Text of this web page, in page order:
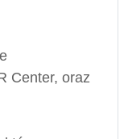
Center, oraz